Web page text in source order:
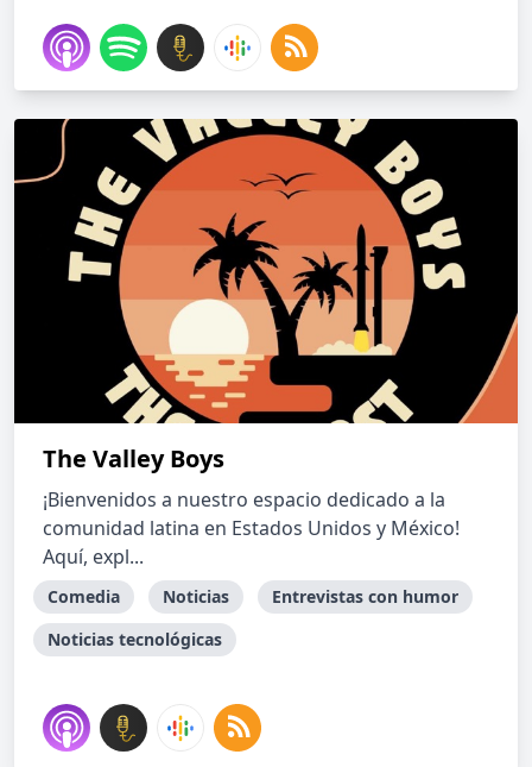
The Valley Boys
¡Bienvenidos a nuestro espacio dedicado a la
comunidad latina en Estados Unidos y México!
Aquí, expl...
Comedia Noticias
Entrevistas con humor
Noticias tecnológicas